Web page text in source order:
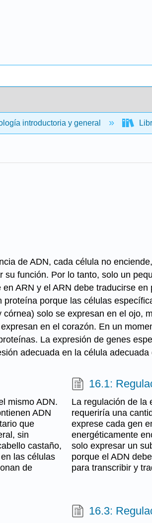
introductoria y general
de ADN, cada célula no
función. Por lo tanto, solo un
ARN y el ARN debe traducirse
porque las células
solo se expresan en el ojo,
en el corazón. En un
La expresión de genes
adecuada en la célula
mismo ADN.
ADN
que
sin
castaño,
las células
de
16.1:
La regulación de la
requeriría una
exprese cada gen
energéticamente
solo expresar un
porque el ADN
para transcribir y
16.3: